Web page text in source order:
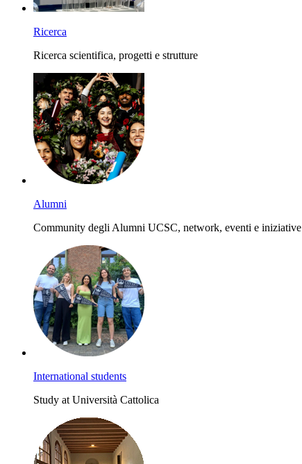
Ricerca
Ricerca scientifica, progetti e strutture
Alumni
Community degli Alumni UCSC, network, eventi e iniziative
International students
Study at Università Cattolica